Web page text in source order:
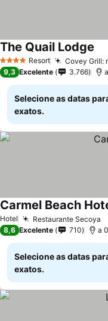
4 EstrelasResort Covey Grill:
The Quail Lodge
9,3 Excelente 3.766
Selecione as datas
exatos.
Hotel Restaurante Secoya
Carmel Beach
8,6 Excelente 710 a
Selecione as datas
exatos.